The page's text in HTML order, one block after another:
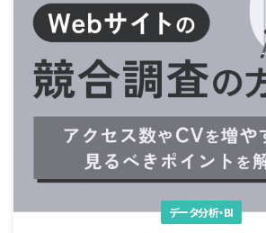
データ分析・BI